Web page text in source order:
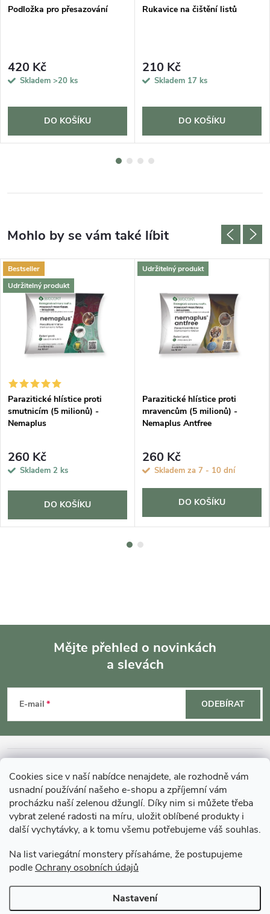
Cookies sice v naší nabídce nenajdete, ale rozhodně vám
usnadní používání našeho e-shopu a zpříjemní vám
procházku naší zelenou džunglí. Díky nim si můžete třeba
vybrat zelené radosti na míru, uložit oblíbené produkty i
další vychytávky, a k tomu všemu potřebujeme váš souhlas.
Na list variegátní monstery přísaháme, že postupujeme
podle Ochrany osobních údajů
Nastavení
Podložka pro přesazování
420 Kč
Skladem >20 ks
DO KOŠÍKU
Rukavice na čištění listů
210 Kč
Skladem 17 ks
DO KOŠÍKU
Bestseller
Udržitelný produkt
Parazitické hlístice proti
smutnicím (5 milionů) -
Nemaplus
260 Kč
Skladem 2 ks
DO KOŠÍKU
Udržitelný produkt
Parazitické hlístice proti
mravencům (5 milionů) -
Nemaplus Antfree
260 Kč
Skladem za 7 - 10 dní
DO KOŠÍKU
p
a
Mějte přehled o novinkách
a slevách
E-mail ODEBÍRAT
MOHLO BY VÁS ZAJÍMAT
O GARDNERS
Gardners Design - Projekt, realizace a údržba zahrad a interiérů